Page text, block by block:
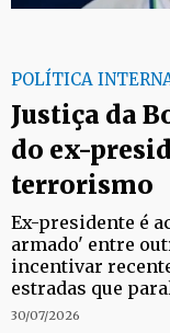
POLÍTICA
Justiça da
do ex-
terrorismo
Ex-presidente é
armado' entre
incentivar
estradas que
30/07/2026